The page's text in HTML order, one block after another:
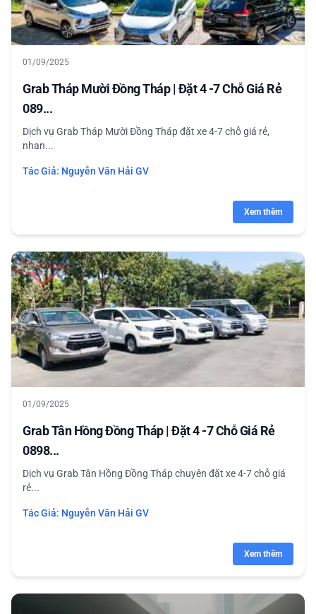
01/09/2025
Grab Tháp Mười Đồng Tháp | Đặt 4 -7 Chỗ Giá Rẻ
089...
Dịch vụ Grab Tháp Mười Đồng Tháp đặt xe 4-7 chỗ giá rẻ,
nhan...
Tác Giả: Nguyễn Văn Hải GV
Xem thêm
01/09/2025
Grab Tân Hồng Đồng Tháp | Đặt 4 -7 Chỗ Giá Rẻ
0898...
Dịch vụ Grab Tân Hồng Đồng Tháp chuyên đặt xe 4-7 chỗ giá
rẻ...
Tác Giả: Nguyễn Văn Hải GV
Xem thêm